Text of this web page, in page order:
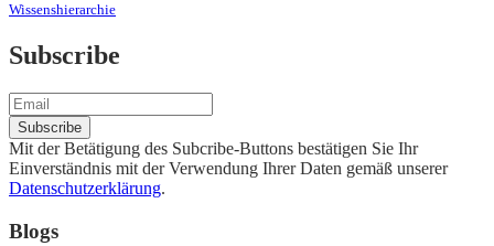
Wissenshierarchie
Subscribe
Mit der Betätigung des Subcribe-Buttons bestätigen Sie Ihr
Einverständnis mit der Verwendung Ihrer Daten gemäß unserer
Datenschutzerklärung.
Blogs